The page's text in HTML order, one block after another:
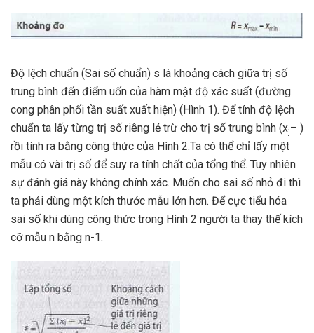
Độ lệch chuẩn (Sai số chuẩn) s là khoảng cách giữa trị số
trung bình đến điểm uốn của hàm mật độ xác suất (đường
cong phân phối tần suất xuất hiện) (Hình 1). Để tính độ lệch
chuẩn ta lấy từng trị số riêng lẻ trừ cho trị số trung bình (xj– )
rồi tính ra bằng công thức của Hình 2.Ta có thể chỉ lấy một
mẫu có vài trị số để suy ra tính chất của tổng thể. Tuy nhiên
sự đánh giá này không chính xác. Muốn cho sai số nhỏ đi thì
ta phải dùng một kích thước mẫu lớn hơn. Để cực tiểu hóa
sai số khi dùng công thức trong Hình 2 người ta thay thế kích
cỡ mẫu n bằng n-1.